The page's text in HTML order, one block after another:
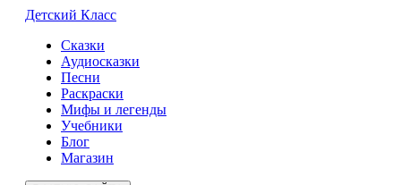
Детский Класс
Сказки
Аудиосказки
Песни
Раскраски
Мифы и легенды
Учебники
Блог
Магазин